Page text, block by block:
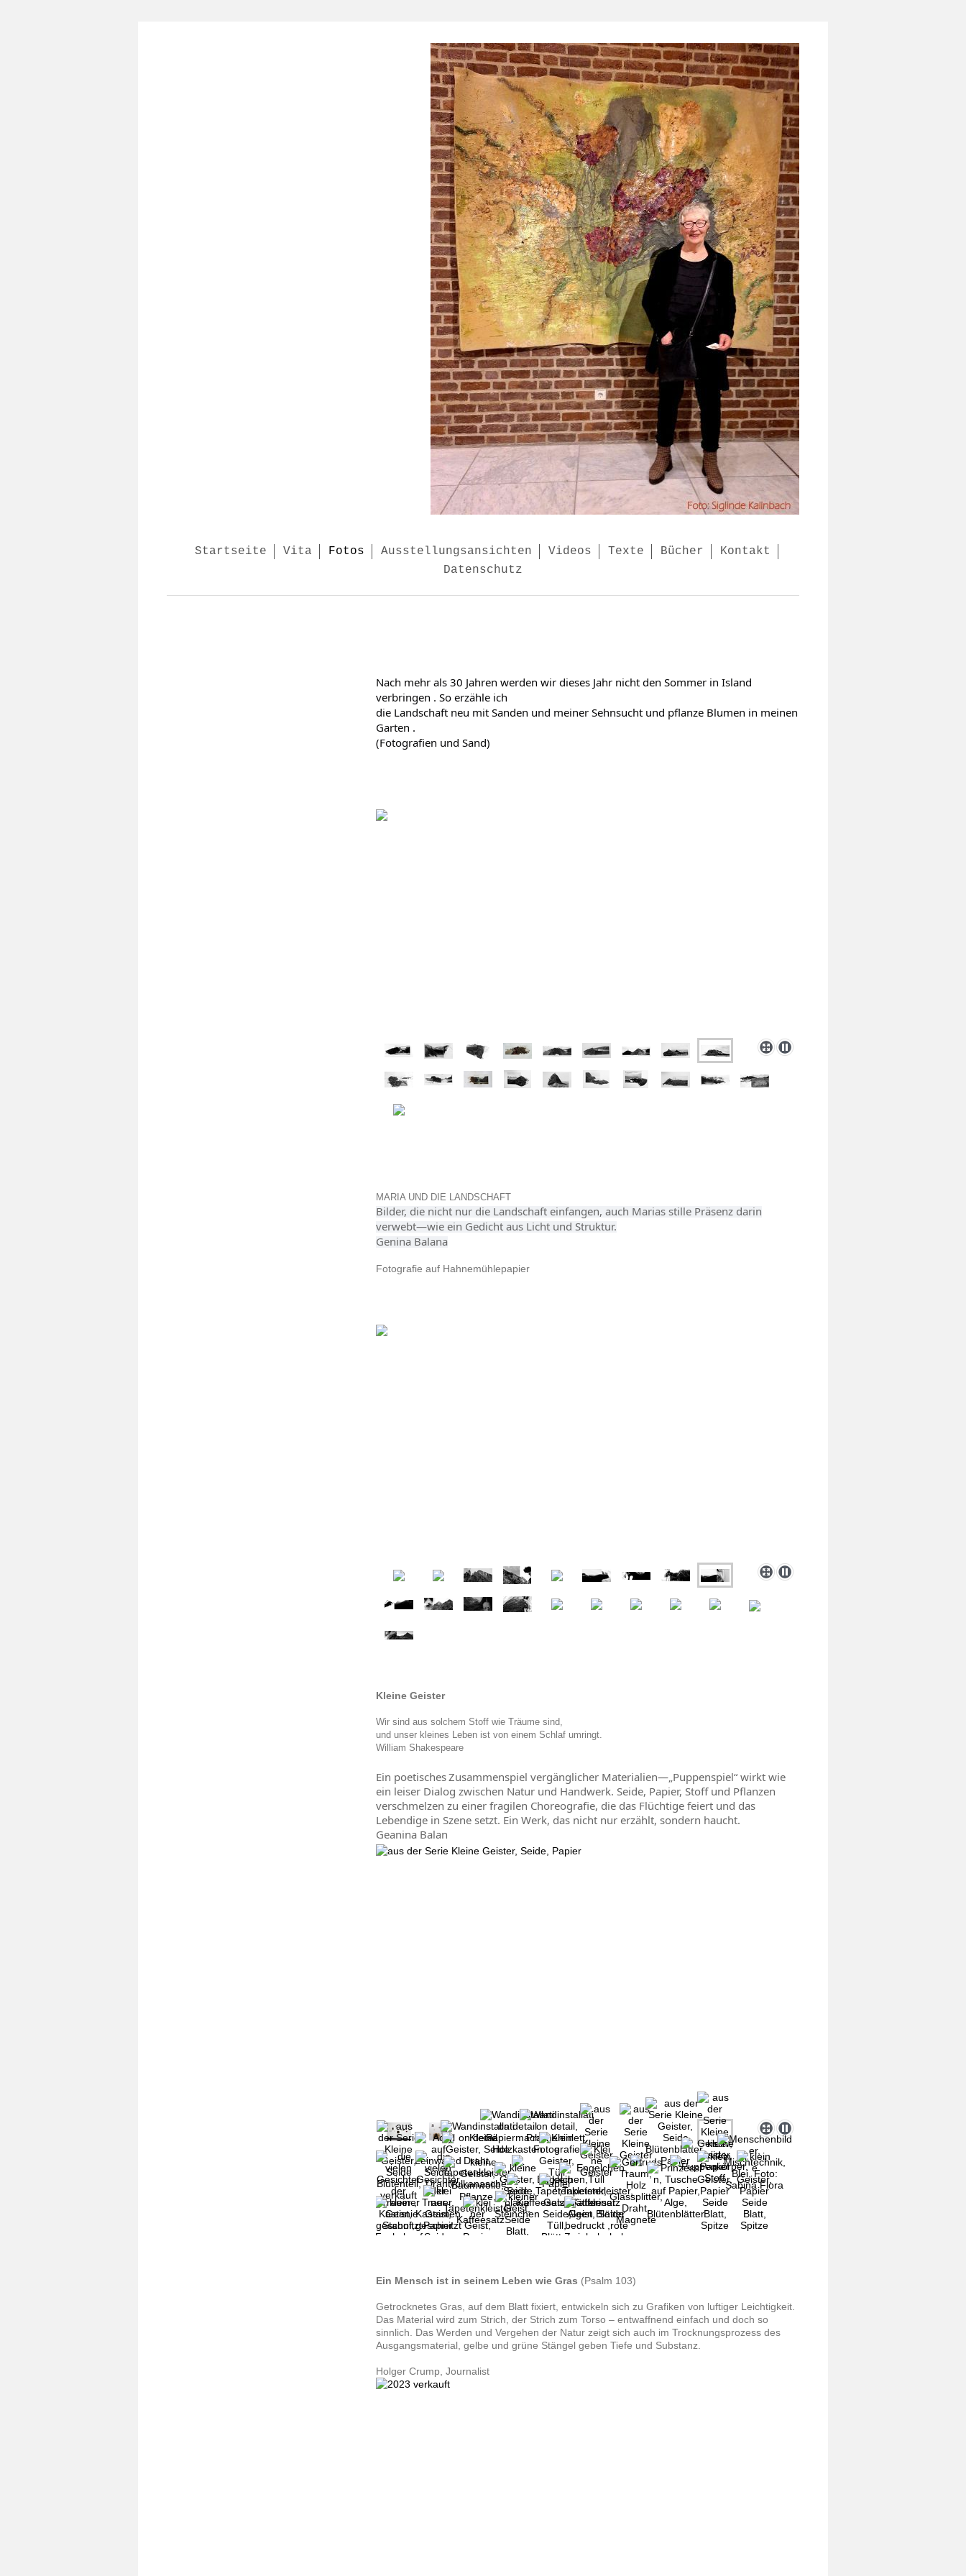
Startseite Vita Fotos Ausstellungsansichten Videos Texte Bücher
Kontakt
Datenschutz
Nach mehr als 30 Jahren werden wir dieses Jahr nicht den Sommer in Island
verbringen . So erzähle ich
die Landschaft neu mit Sanden und meiner Sehnsucht und pflanze Blumen in meinen
Garten .
(Fotografien und Sand)
MARIA UND DIE LANDSCHAFT
Bilder, die nicht nur die Landschaft einfangen, auch Marias stille Präsenz darin
verwebt—wie ein Gedicht aus Licht und Struktur.
Genina Balana
Fotografie auf Hahnemühlepapier
Kleine Geister
Wir sind aus solchem Stoff wie Träume sind,
und unser kleines Leben ist von einem Schlaf umringt.
William Shakespeare
Ein poetischesZusammenspiel vergänglicher Materialien—„Puppenspiel“ wirkt wie
ein leiser Dialog zwischen Natur und Handwerk. Seide, Papier, Stoff und Pflanzen
verschmelzen zu einer fragilen Choreografie, die das Flüchtige feiert und das
Lebendige in Szene setzt. Ein Werk, das nicht nur erzählt, sondern haucht.
Geanina Balan
Ein Mensch ist in seinem Leben wie Gras (Psalm 103)
Getrocknetes Gras, auf dem Blatt fixiert, entwickeln sich zu Grafiken von luftiger Leichtigkeit.
Das Material wird zum Strich, der Strich zum Torso – entwaffnend einfach und doch so
sinnlich. Das Werden und Vergehen der Natur zeigt sich auch im Trocknungsprozess des
Ausgangsmaterial, gelbe und grüne Stängel geben Tiefe und Substanz.
Holger Crump, Journalist